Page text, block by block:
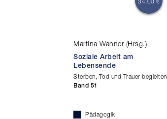
Martina Wanner (Hrsg.)
Soziale Arbeit am
Lebensende
Sterben, Tod und Trauer begleiten
Band 51
Pädagogik